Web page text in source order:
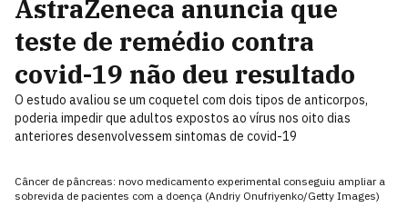
AstraZeneca anuncia que
teste de remédio contra
covid-19 não deu resultado
O estudo avaliou se um coquetel com dois tipos de anticorpos,
poderia impedir que adultos expostos ao vírus nos oito dias
anteriores desenvolvessem sintomas de covid-19
Câncer de pâncreas: novo medicamento experimental conseguiu ampliar a
sobrevida de pacientes com a doença (Andriy Onufriyenko/Getty Images)